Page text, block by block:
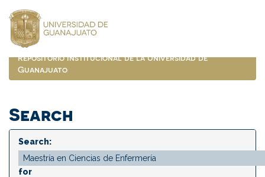
navigation
Repositorio Institucional de la Universidad de
Guanajuato
Search
Search:
for